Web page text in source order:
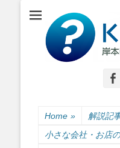
小さな会社・小さな
Home » 解説記
小さな会社・お店